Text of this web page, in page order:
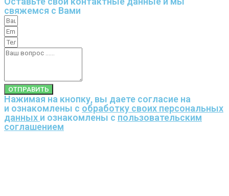
свяжемся с Вами
ОТПРАВИТЬ
Нажимая на кнопку, вы даете согласие на
и ознакомлены с обработку своих персональных
данных и ознакомлены с пользовательским
соглашением